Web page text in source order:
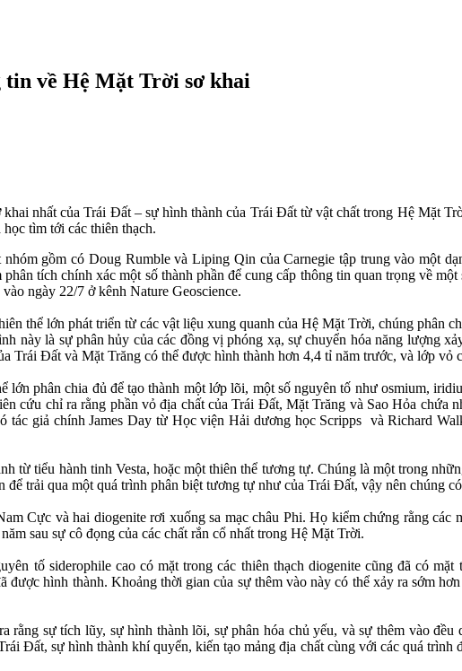
tin về Hệ Mặt Trời sơ khai
nhất của Trái Đất – sự hình thành của Trái Đất từ vật chất trong Hệ Mặt
tìm tới các thiên thạch.
gồm có Doug Rumble và Liping Qin của Carnegie tập trung vào một
tích chính xác một số thành phần để cung cấp thông tin quan trọng về
ngày 22/7 ở kênh Nature Geoscience.
thể lớn phát triển từ các vật liệu xung quanh của Hệ Mặt Trời, chúng phân
này là sự phân hủy của các đồng vị phóng xạ, sự chuyển hóa năng lượng
Trái Đất và Mặt Trăng có thể được hình thành hơn 4,4 tỉ năm trước, và lớp vỏ
lớn phân chia đủ để tạo thành một lớp lõi, một số nguyên tố như osmium,
cứu chỉ ra rằng phần vỏ địa chất của Trái Đất, Mặt Trăng và Sao Hỏa chứa
tác giả chính James Day từ Học viện Hải dương học Scripps và Richard
từ tiểu hành tinh Vesta, hoặc một thiên thể tương tự. Chúng là một trong
để trải qua một quá trình phân biệt tương tự như của Trái Đất, vậy nên chúng
Cực và hai diogenite rơi xuống sa mạc châu Phi. Họ kiểm chứng rằng
sau sự cô đọng của các chất rắn cổ nhất trong Hệ Mặt Trời.
tố siderophile cao có mặt trong các thiên thạch diogenite cũng đã có
được hình thành. Khoảng thời gian của sự thêm vào này có thể xảy ra sớm
rằng sự tích lũy, sự hình thành lõi, sự phân hóa chủ yếu, và sự thêm vào
Đất, sự hình thành khí quyển, kiến tạo mảng địa chất cùng với các quá